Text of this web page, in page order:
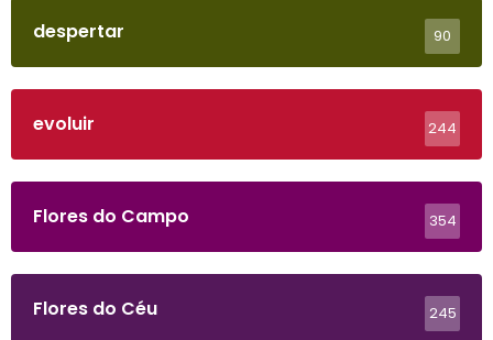
despertar 90
evoluir 244
Flores do Campo 354
Flores do Céu 245